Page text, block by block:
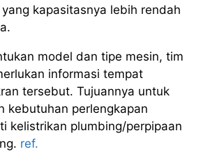
kapasitasnya lebih rendah
model dan tipe mesin, tim
informasi tempat
tersebut. Tujuannya untuk
kebutuhan perlengkapan
kelistrikan plumbing/perpipaan
ref.